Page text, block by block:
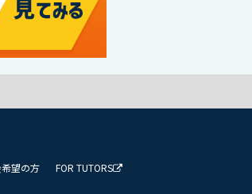
望の方 FOR TUTORS